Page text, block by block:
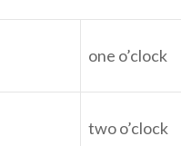
one o’clock
two o’clock